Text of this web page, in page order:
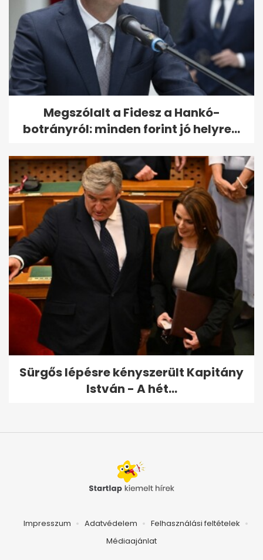
Megszólalt a Fidesz a Hankó-
botrányról: minden forint jó helyre...
Sürgős lépésre kényszerült Kapitány
István - A hét...
Impresszum Adatvédelem
Felhasználási feltételek
Médiaajánlat